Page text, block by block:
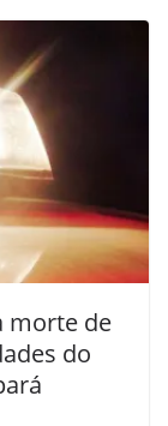
morte de
do